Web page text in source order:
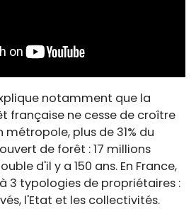
notamment que la
française ne cesse de croître
métropole, plus de 31% du
de forêt : 17 millions
d'il y a 150 ans. En France,
3 typologies de propriétaires :
l'Etat et les collectivités.